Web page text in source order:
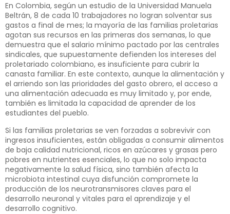
En Colombia, según un estudio de la Universidad Manuela
Beltrán, 8 de cada 10 trabajadores no logran solventar sus
gastos a final de mes; la mayoría de las familias proletarias
agotan sus recursos en las primeras dos semanas, lo que
demuestra que el salario mínimo pactado por las centrales
sindicales, que supuestamente defienden los intereses del
proletariado colombiano, es insuficiente para cubrir la
canasta familiar. En este contexto, aunque la alimentación y
el arriendo son las prioridades del gasto obrero, el acceso a
una alimentación adecuada es muy limitado y, por ende,
también es limitada la capacidad de aprender de los
estudiantes del pueblo.
Si las familias proletarias se ven forzadas a sobrevivir con
ingresos insuficientes, están obligadas a consumir alimentos
de baja calidad nutricional, ricos en azúcares y grasas pero
pobres en nutrientes esenciales, lo que no solo impacta
negativamente la salud física, sino también afecta la
microbiota intestinal cuya disfunción compromete la
producción de los neurotransmisores claves para el
desarrollo neuronal y vitales para el aprendizaje y el
desarrollo cognitivo.